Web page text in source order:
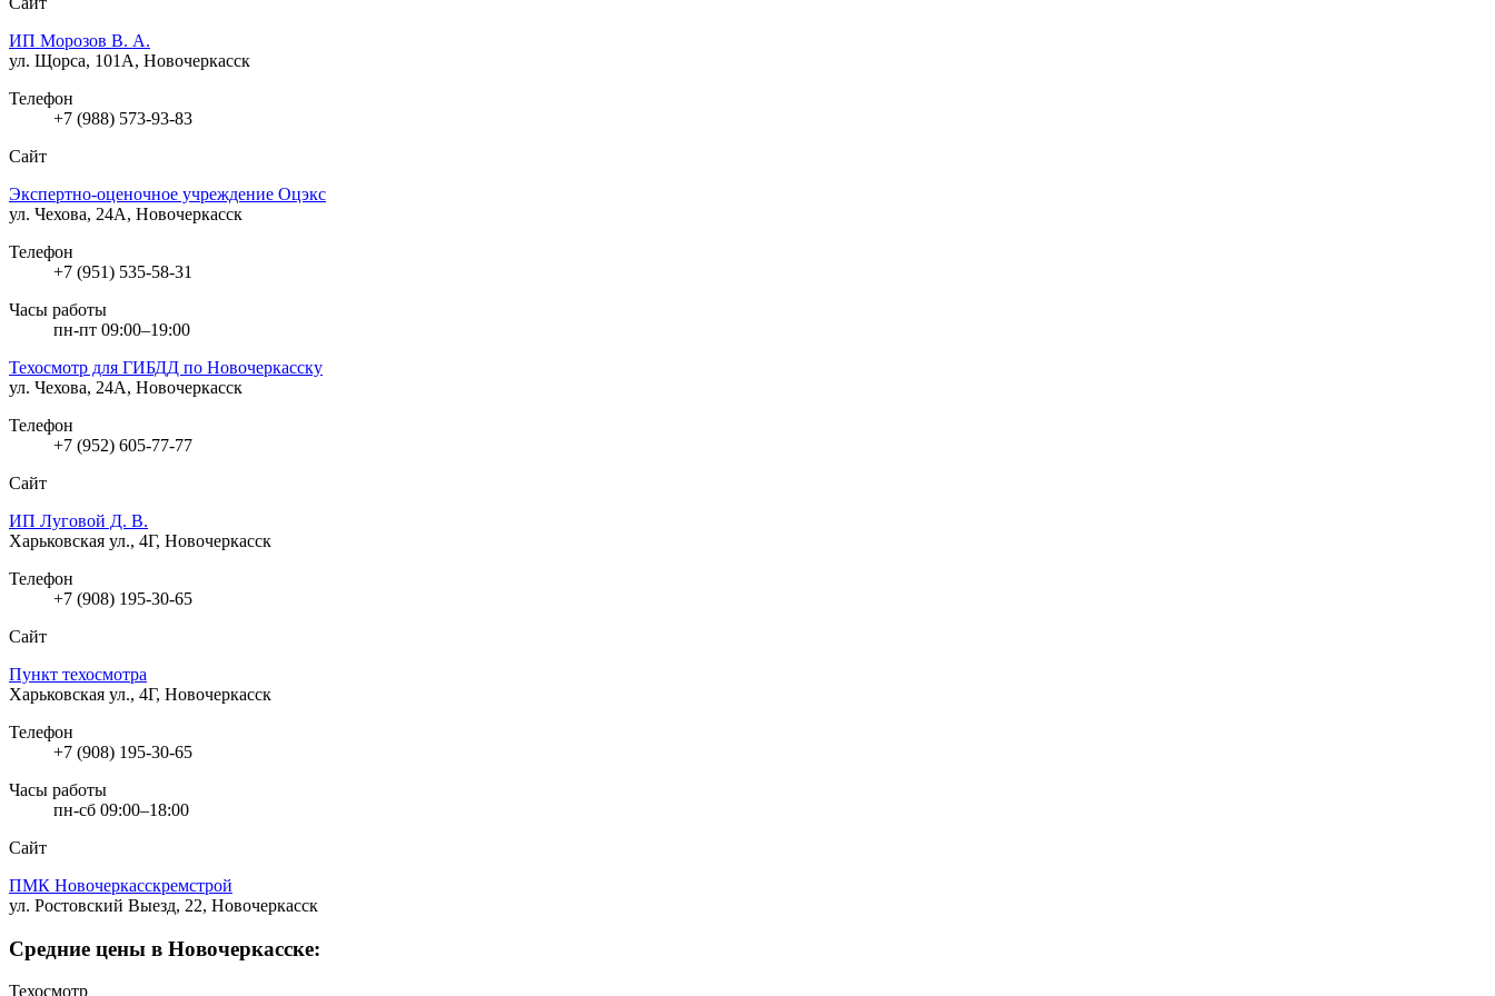
ИП Морозов В. А.
ул. Щорса, 101А, Новочеркасск
Телефон
+7 (988) 573-93-83
Сайт
Экспертно-оценочное учреждение Оцэкс
ул. Чехова, 24А, Новочеркасск
Телефон
+7 (951) 535-58-31
Часы работы
пн-пт 09:00–19:00
Техосмотр для ГИБДД по Новочеркасску
ул. Чехова, 24А, Новочеркасск
Телефон
+7 (952) 605-77-77
Сайт
ИП Луговой Д. В.
Харьковская ул., 4Г, Новочеркасск
Телефон
+7 (908) 195-30-65
Сайт
Пункт техосмотра
Харьковская ул., 4Г, Новочеркасск
Телефон
+7 (908) 195-30-65
Часы работы
пн-сб 09:00–18:00
Сайт
ПМК Новочеркасскремстрой
ул. Ростовский Выезд, 22, Новочеркасск
Средние цены в Новочеркасске:
Техосмотр